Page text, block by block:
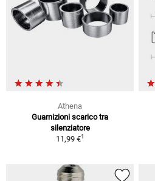
Athena
Guarnizioni scarico tra
silenziatore
11,99 €1